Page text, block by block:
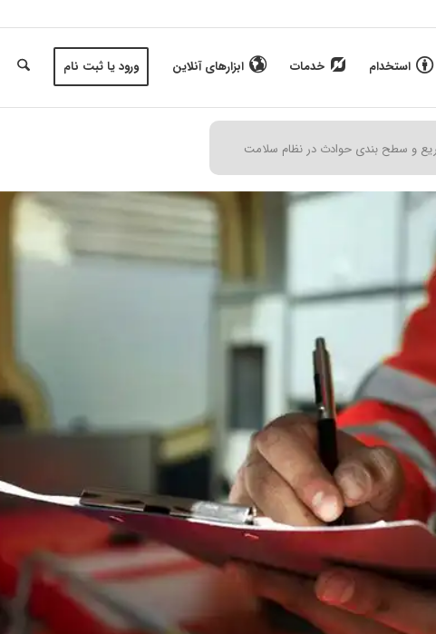
استخدام خدمات ابزارهای آنلاین ورود یا ثبت نام
سریع و سطح بندی حوادث در نظام سلامت